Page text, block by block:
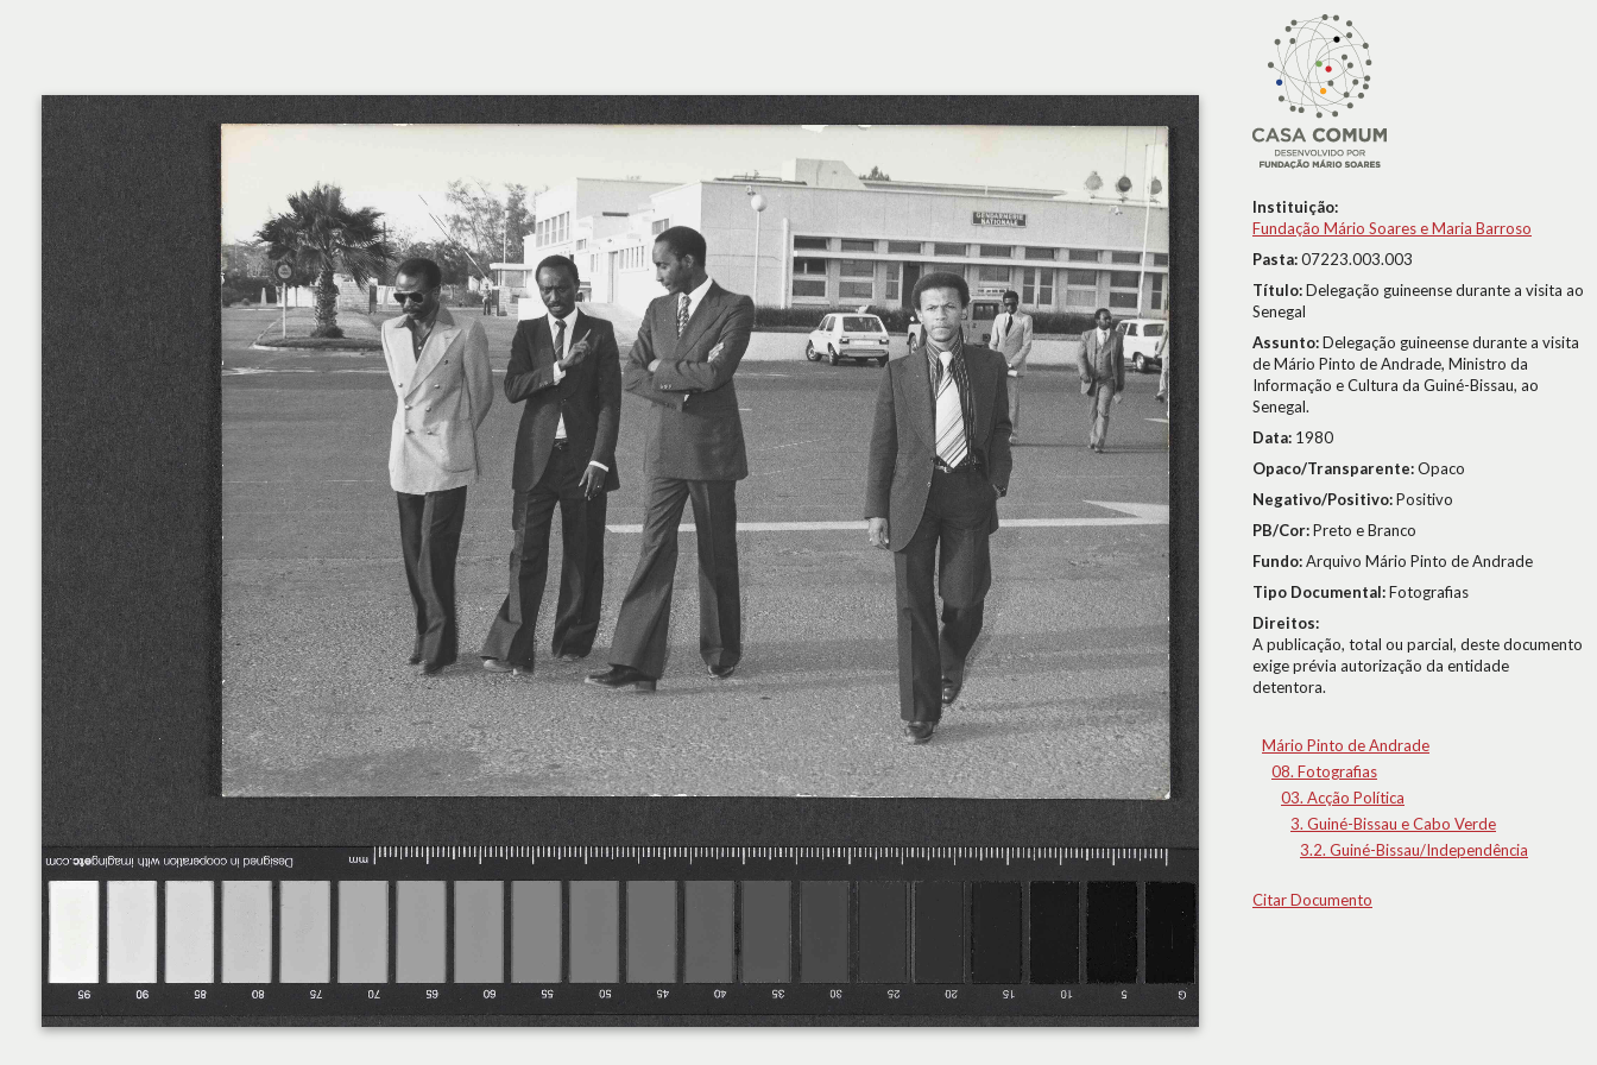
Instituição:
Fundação Mário Soares e Maria Barroso
Pasta:07223.003.003
Título:Delegação guineense durante a visita ao
Senegal
Assunto:Delegação guineense durante a visita
de Mário Pinto de Andrade, Ministro da
Informação e Cultura da Guiné-Bissau, ao
Senegal.
Data: 1980
Opaco/Transparente:Opaco
Negativo/Positivo:Positivo
PB/Cor:Preto e Branco
Fundo:Arquivo Mário Pinto de Andrade
Tipo Documental:Fotografias
Direitos:
A publicação, total ou parcial, deste documento
exige prévia autorização da entidade
detentora.
Mário Pinto de Andrade
08. Fotografias
03. Acção Política
3. Guiné-Bissau e Cabo Verde
3.2. Guiné-Bissau/Independência
Citar Documento